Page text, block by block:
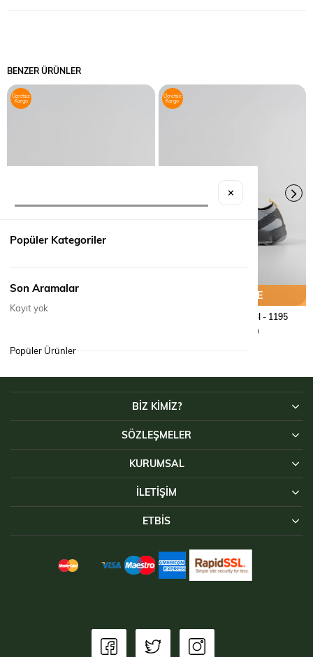
BENZER ÜRÜNLER
SEPETE EKLE
TREKKING AYAKKABI - 1196
Ücretsiz
Kargo
SEPETE EKLE
TREKKING AYAKKABI - 1195
₺3.590,00
Ücretsiz
Kargo
BİZ KİMİZ?
SÖZLEŞMELER
KURUMSAL
İLETIŞIM
ETBİS
✕
Popüler Kategoriler
Son Aramalar
Kayıt yok
Popüler Ürünler